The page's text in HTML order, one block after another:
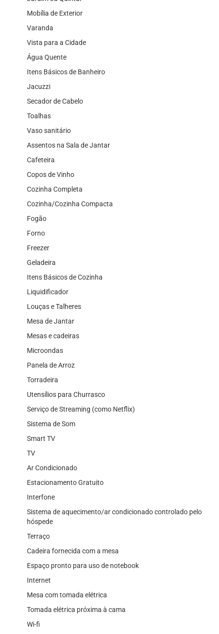
Mobília de Exterior
Varanda
Vista para a Cidade
Água Quente
Itens Básicos de Banheiro
Jacuzzi
Secador de Cabelo
Toalhas
Vaso sanitário
Assentos na Sala de Jantar
Cafeteira
Copos de Vinho
Cozinha Completa
Cozinha/Cozinha Compacta
Fogão
Forno
Freezer
Geladeira
Itens Básicos de Cozinha
Liquidificador
Louças e Talheres
Mesa de Jantar
Mesas e cadeiras
Microondas
Panela de Arroz
Torradeira
Utensílios para Churrasco
Serviço de Streaming (como Netflix)
Sistema de Som
Smart TV
TV
Ar Condicionado
Estacionamento Gratuito
Interfone
Sistema de aquecimento/ar condicionado controlado pelo
hóspede
Terraço
Cadeira fornecida com a mesa
Espaço pronto para uso de notebook
Internet
Mesa com tomada elétrica
Tomada elétrica próxima à cama
Wi-fi